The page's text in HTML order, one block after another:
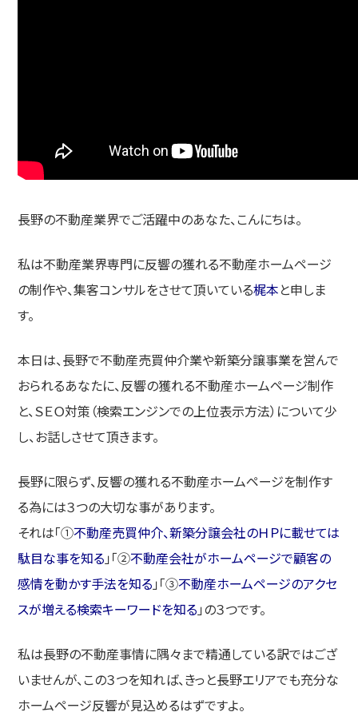
長野の不動産業界でご活躍中のあなた、こんにちは。
私は不動産業界専門に反響の獲れる不動産ホームページ
の制作や、集客コンサルをさせて頂いている梶本と申しま
す。
本日は、長野で不動産売買仲介業や新築分譲事業を営んで
おられるあなたに、反響の獲れる不動産ホームページ制作
と、ＳＥＯ対策（検索エンジンでの上位表示方法）について少
し、お話しさせて頂きます。
長野に限らず、反響の獲れる不動産ホームページを制作す
る為には３つの大切な事があります。
それは「①不動産売買仲介、新築分譲会社のＨＰに載せては
駄目な事を知る 」「②不動産会社がホームページで顧客の
感情を動かす手法を知る 」「③不動産ホームページのアクセ
スが増える検索キーワードを知る 」の３つです。
私は長野の不動産事情に隅々まで精通している訳ではござ
いませんが、この３つを知れば、きっと長野エリアでも充分な
ホームページ反響が見込めるはずですよ。